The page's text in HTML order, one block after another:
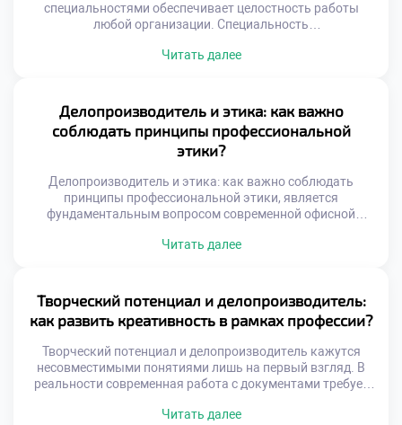
специальностями обеспечивает целостность работы
любой организации. Специальность
между разрозненными отделами. Без этой интеграции
для получения универсальных навыков.
Образовательная программа раскрывает механизмы
межфункционального сотрудничества студентов.
Будущие специалисты учатся говорить на языке разных
Читать далее
Делопроизводитель и этика: как важно
соблюдать принципы профессиональной
этики?
Делопроизводитель и этика: как важно соблюдать
принципы профессиональной этики, является
фундаментальным вопросом современной офисной
сегодня категорически недостаточно. Специалист
определяют качество этих сложных взаимодействий.
Доверие к сотруднику строится именно на этических
принципах. Репутация организации напрямую зависит от
поведения персонала. Профессиональная этика […]
Читать далее
Творческий потенциал и делопроизводитель:
как развить креативность в рамках профессии?
Творческий потенциал и делопроизводитель кажутся
несовместимыми понятиями лишь на первый взгляд. В
реальности современная работа с документами требует
регламенты задают рамки, но не отменяют
Читать далее